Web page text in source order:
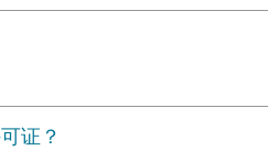
证？